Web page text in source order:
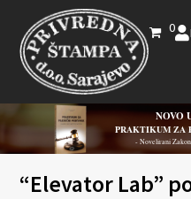
0
NOVO
PRAKTIKUM ZA
- Novelirani
“Elevator Lab”